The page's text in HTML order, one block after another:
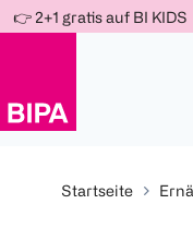
Für
Für
Für
Weiter
zum
👉 2+1 gratis auf BI KIDS
Startseite